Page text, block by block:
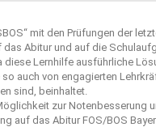
“ mit den Prüfungen der
Abitur und auf die
diese Lernhilfe ausführliche
auch von engagierten
sind, beinhaltet.
zur Notenbesserung
auf das Abitur FOS/BOS